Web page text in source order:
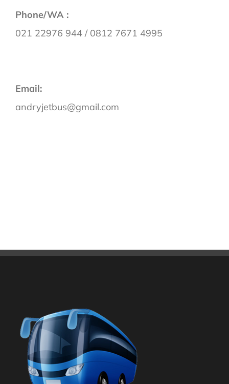
Phone/WA :
021 22976 944 / 0812 7671 4995
Email:
andryjetbus@gmail.com